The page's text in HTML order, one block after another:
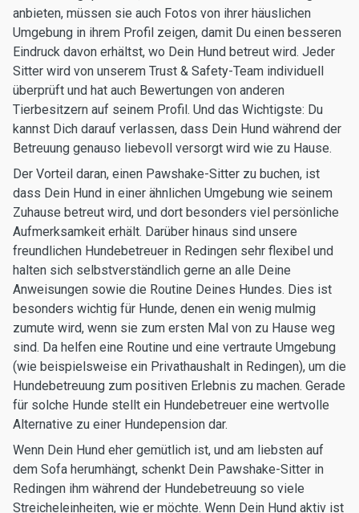
anbieten, müssen sie auch Fotos von ihrer häuslichen
Umgebung in ihrem Profil zeigen, damit Du einen besseren
Eindruck davon erhältst, wo Dein Hund betreut wird. Jeder
Sitter wird von unserem Trust & Safety-Team individuell
überprüft und hat auch Bewertungen von anderen
Tierbesitzern auf seinem Profil. Und das Wichtigste: Du
kannst Dich darauf verlassen, dass Dein Hund während der
Betreuung genauso liebevoll versorgt wird wie zu Hause.
Der Vorteil daran, einen Pawshake-Sitter zu buchen, ist
dass Dein Hund in einer ähnlichen Umgebung wie seinem
Zuhause betreut wird, und dort besonders viel persönliche
Aufmerksamkeit erhält. Darüber hinaus sind unsere
freundlichen Hundebetreuer in Redingen sehr flexibel und
halten sich selbstverständlich gerne an alle Deine
Anweisungen sowie die Routine Deines Hundes. Dies ist
besonders wichtig für Hunde, denen ein wenig mulmig
zumute wird, wenn sie zum ersten Mal von zu Hause weg
sind. Da helfen eine Routine und eine vertraute Umgebung
(wie beispielsweise ein Privathaushalt in Redingen), um die
Hundebetreuung zum positiven Erlebnis zu machen. Gerade
für solche Hunde stellt ein Hundebetreuer eine wertvolle
Alternative zu einer Hundepension dar.
Wenn Dein Hund eher gemütlich ist, und am liebsten auf
dem Sofa herumhängt, schenkt Dein Pawshake-Sitter in
Redingen ihm während der Hundebetreuung so viele
Streicheleinheiten, wie er möchte. Wenn Dein Hund aktiv ist